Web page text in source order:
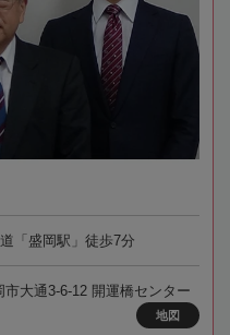
「盛岡駅」徒歩7分
市大通3-6-12 開運橋センター
地図